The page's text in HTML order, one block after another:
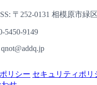
〒252-0131 相模原市緑
5450-9149
qnot@addq.jp
リシー セキュリティポリ